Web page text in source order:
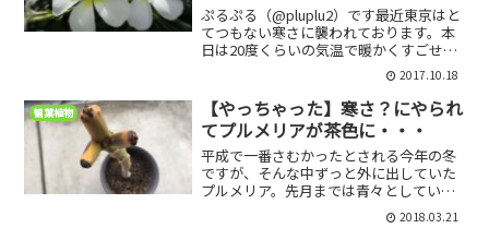
ぷるぷる（@pluplu2）です最近東京はと
てつもない寒さに襲われております。本
日は20度くらいの気温で暖かくすごせた
のですが、明日は最高気温12度というこ
とで、気温差で風邪を引きそうです。そ
んななか、我が家のプルメリアはやはり
この寒さに持...
2017.10.18
観葉植物
【やっちゃった】寒さ？にやられ
てプルメリアが茶色に・・・
平成で一番さむかったとされる今年の冬
ですが、そんな中ずっと外に出していた
プルメリア。先月までは青々としていて
元気そうでしたが、この一週間で大きな
変化が起こりました。回復する可能性が
2018.03.21